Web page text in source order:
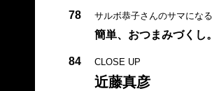
78 サルボ恭子さんのサマになる
簡単、おつまみづくし。
84 CLOSE UP
近藤真彦